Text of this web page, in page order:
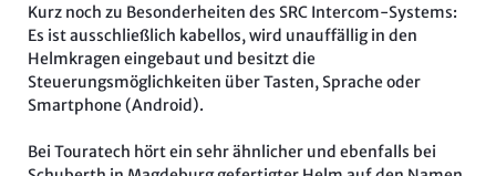
Kurz noch zu Besonderheiten des SRC Intercom-Systems:
Es ist ausschließlich kabellos, wird unauffällig in den
Helmkragen eingebaut und besitzt die
Steuerungsmöglichkeiten über Tasten, Sprache oder
Smartphone (Android).
Bei Touratech hört ein sehr ähnlicher und ebenfalls bei